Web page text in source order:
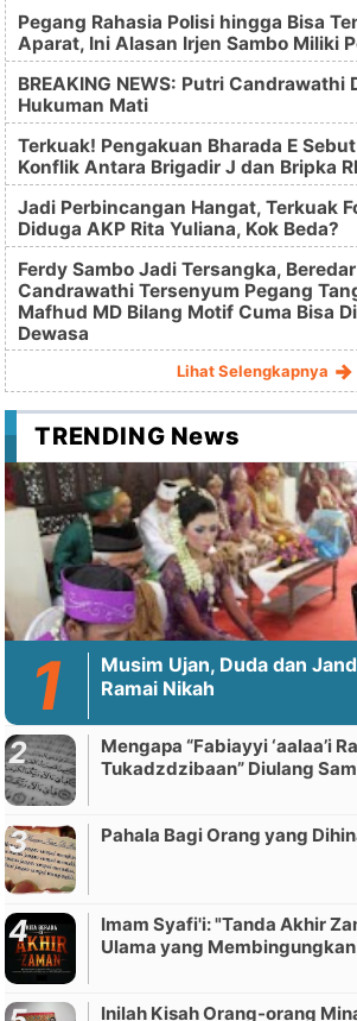
Pegang Rahasia Polisi hingga Bisa
Aparat, Ini Alasan Irjen Sambo Miliki
BREAKING NEWS: Putri Candrawathi
Hukuman Mati
Terkuak! Pengakuan Bharada E
Konflik Antara Brigadir J dan Bripka
Jadi Perbincangan Hangat, Terkuak
Diduga AKP Rita Yuliana, Kok Beda?
Ferdy Sambo Jadi Tersangka,
Candrawathi Tersenyum Pegang
Mafhud MD Bilang Motif Cuma Bisa
Dewasa
Lihat Selengkapnya
TRENDING News
Musim Ujan, Duda dan
Ramai Nikah
Mengapa “Fabiayyi ‘aalaa’i
Tukadzdzibaan” Diulang
Pahala Bagi Orang yang
Imam Syafi'i: "Tanda Akhir
Ulama yang
Inilah Kisah Orang-orang